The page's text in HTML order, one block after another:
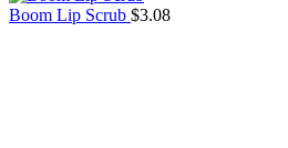
Boom Lip Scrub $3.08